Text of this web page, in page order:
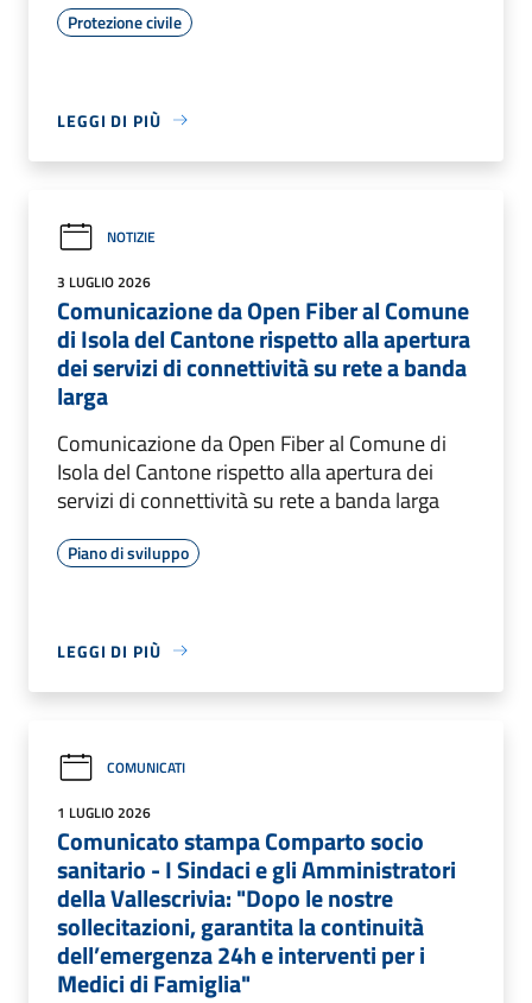
Protezione civile
LEGGI DI PIÙ
NOTIZIE
3 LUGLIO 2026
Comunicazione da Open Fiber al Comune
di Isola del Cantone rispetto alla apertura
dei servizi di connettività su rete a banda
larga
Comunicazione da Open Fiber al Comune di
Isola del Cantone rispetto alla apertura dei
servizi di connettività su rete a banda larga
Piano di sviluppo
LEGGI DI PIÙ
COMUNICATI
1 LUGLIO 2026
Comunicato stampa Comparto socio
sanitario - I Sindaci e gli Amministratori
della Vallescrivia: "Dopo le nostre
sollecitazioni, garantita la continuità
dell’emergenza 24h e interventi per i
Medici di Famiglia"